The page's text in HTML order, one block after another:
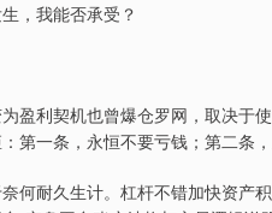
，我能否承受？
盈利契机也曾爆仓罗网，取决于
第一条，永恒不要亏钱；第二条，
何耐久生计。杠杆不错加快资产